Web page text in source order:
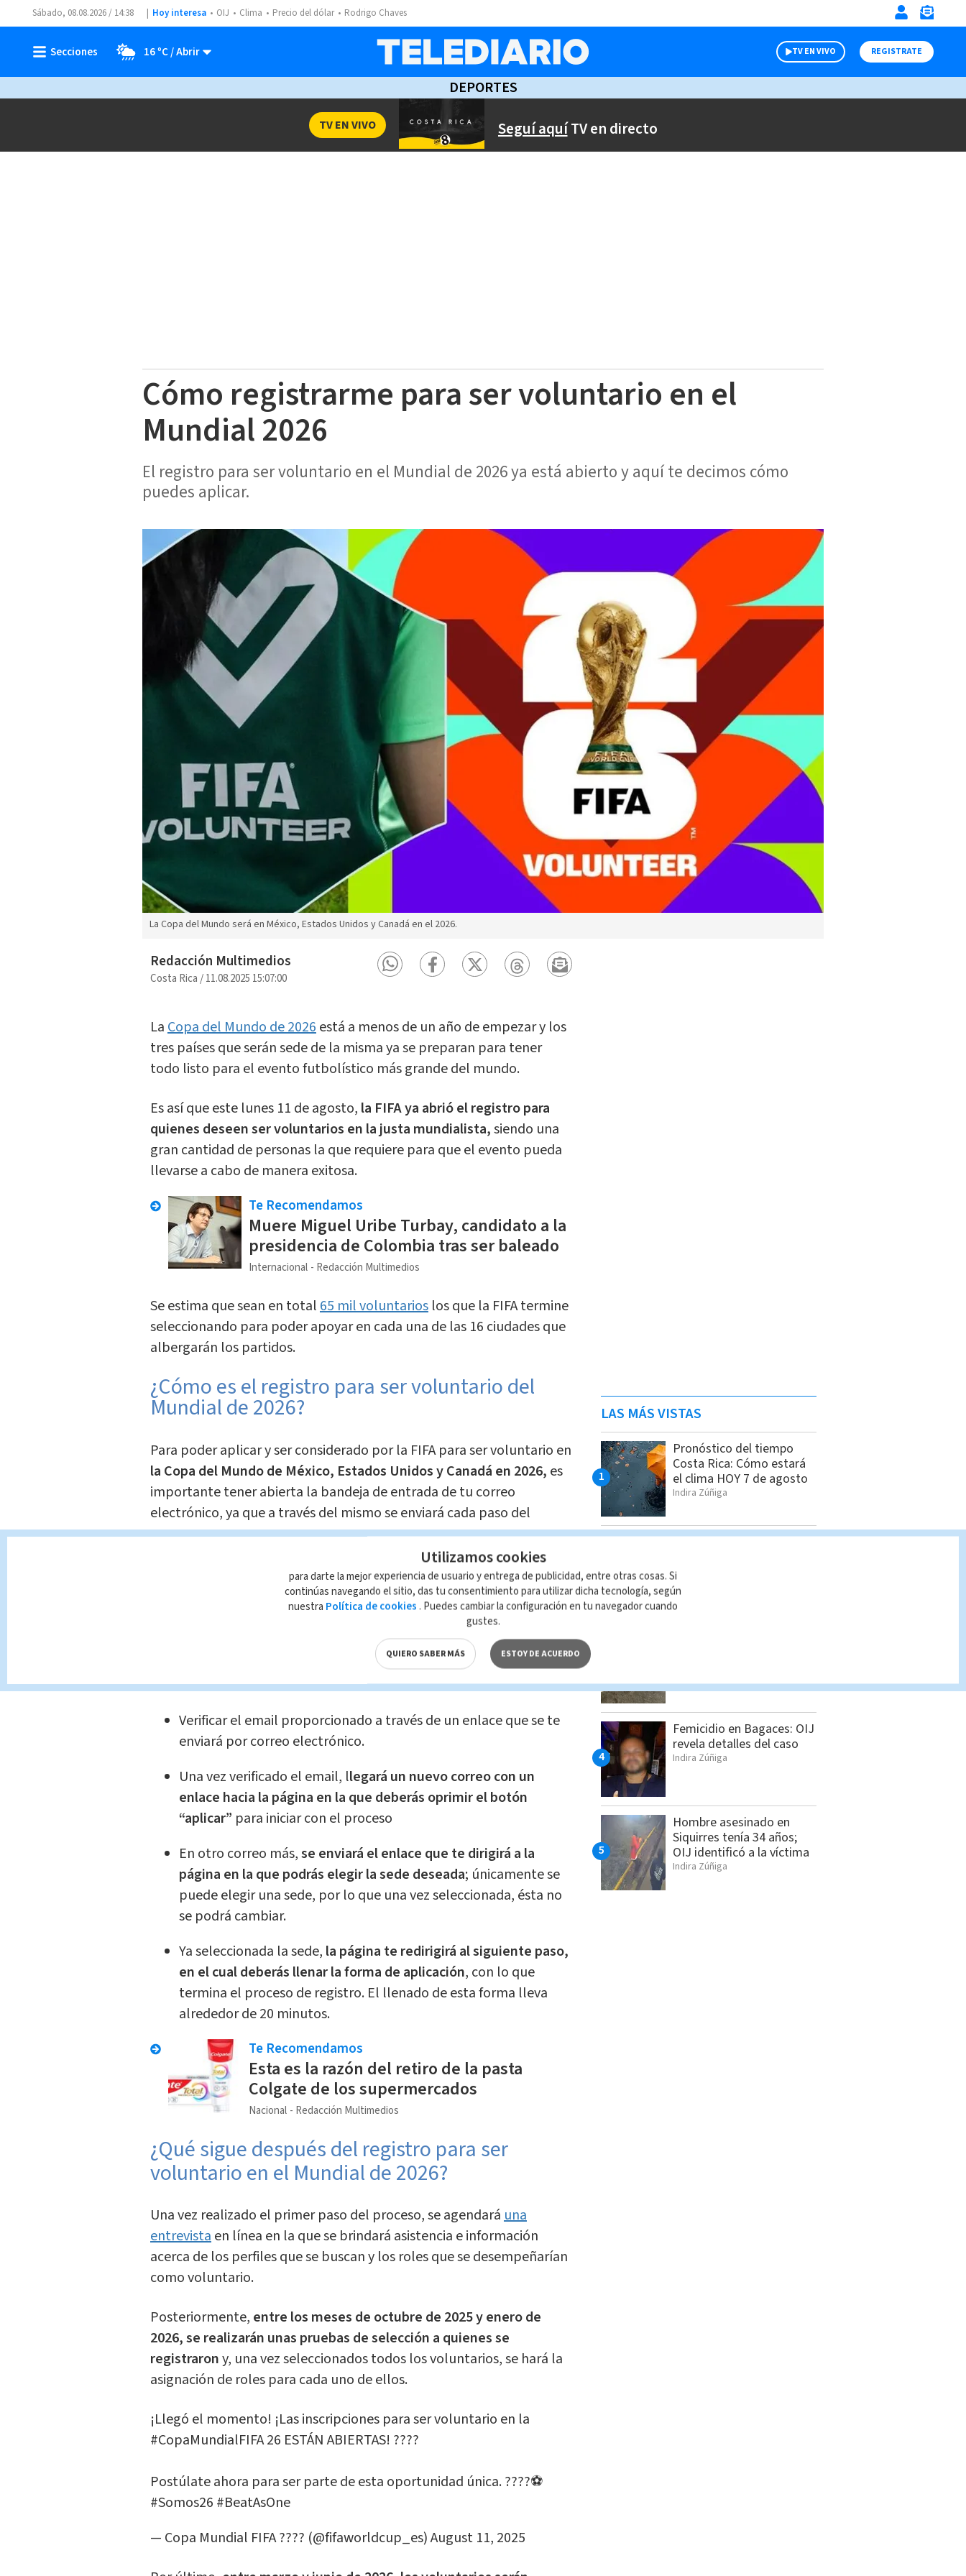
Sábado, 08.08.2026 / 14:38 Hoy interesa OIJ Clima Precio del dólar Rodrigo Chaves
16 ºC TV EN VIVO REGISTRATE
DEPORTES
Seguí aquíTV en directo
TV EN VIVO
Cómo registrarme para ser voluntario en el
Mundial 2026
El registro para ser voluntario en el Mundial de 2026 ya está abierto y aquí te decimos cómo
puedes aplicar.
La Copa del Mundo será en México, Estados Unidos y Canadá en el 2026.
Redacción Multimedios
Costa Rica/11.08.2025 15:07:00
LaCopa del Mundo de 2026está a menos de un año de empezar y los
tres países que serán sede de la misma ya se preparan para tener
todo listo para el evento futbolístico más grande del mundo.
Es así que este lunes 11 de agosto, la FIFA ya abrió el registro para
quienes deseen ser voluntarios en la justa mundialista,siendo una
gran cantidad de personas la que requiere para que el evento pueda
llevarse a cabo de manera exitosa.
Te Recomendamos
Muere Miguel Uribe Turbay, candidato a la
presidencia de Colombia tras ser baleado
Internacional Redacción Multimedios
Se estima que sean en total65 mil voluntarios los que la FIFA termine
seleccionando para poder apoyar en cada una de las 16 ciudades que
albergarán los partidos.
¿Cómo es el registro para ser voluntario del
Mundial de 2026?
Para poder aplicar y ser considerado por la FIFA para ser voluntario en
la Copa del Mundo de México, Estados Unidos y Canadá en 2026, es
importante tener abierta la bandeja de entrada de tu correo
electrónico, ya que a través del mismo se enviará cada paso del
proceso.
te decimos cada uno de los pasos para poder
en la sede deseada:
en el portal con tu correo electrónico y una
contraseña.
Verificar el email proporcionado a través de un enlace que se te
enviará por correo electrónico.
Una vez verificado el email, llegará un nuevo correo con un
enlace hacia la página en la que deberás oprimir el botón
“aplicar” para iniciar con el proceso
En otro correo más,se enviará el enlace que te dirigirá a la
página en la que podrás elegir la sede deseada; únicamente se
puede elegir una sede, por lo que una vez seleccionada, ésta no
se podrá cambiar.
Ya seleccionada la sede, la página te redirigirá al siguiente paso,
en el cual deberás llenar la forma de aplicación, con lo que
termina el proceso de registro. El llenado de esta forma lleva
alrededor de 20 minutos.
Te Recomendamos
Esta es la razón del retiro de la pasta
Colgate de los supermercados
Nacional Redacción Multimedios
¿Qué sigue después del registro para ser
voluntario en el Mundial de 2026?
Una vez realizado el primer paso del proceso, se agendaráuna
entrevistaen línea en la que se brindará asistencia e información
acerca de los perfiles que se buscan y los roles que se desempeñarían
como voluntario.
Posteriormente, entre los meses de octubre de 2025 y enero de
2026, se realizarán unas pruebas de selección a quienes se
registrarony, una vez seleccionados todos los voluntarios, se hará la
asignación de roles para cada uno de ellos.
¡Llegó el momento! ¡Las inscripciones para ser voluntario en la
#CopaMundialFIFA26 ESTÁN ABIERTAS! ????
Postúlate ahora para ser parte de esta oportunidad única. ????⚽
#Somos26 #BeatAsOne
— Copa Mundial FIFA ???? (@fifaworldcup_es)August 11, 2025
LAS MÁS VISTAS
Pronóstico del tiempo
Costa Rica: Cómo estará
el clima HOY 7 de agosto
Indira Zúñiga
Salud confirma 14 casos
vigilancia
Cristian Segura
Cristian Segura
Femicidio en Bagaces: OIJ
revela detalles del caso
Indira Zúñiga
Hombre asesinado en
Siquirres tenía 34 años;
OIJ identificó a la víctima
Indira Zúñiga
Utilizamos cookies
para darte la mejor experiencia de usuario y entrega de publicidad, entre otras cosas. Si
continúas navegando el sitio, das tu consentimiento para utilizar dicha tecnología, según
nuestra Política de cookies . Puedes cambiar la configuración en tu navegador cuando
gustes.
QUIERO SABER MÁS ESTOY DE ACUERDO